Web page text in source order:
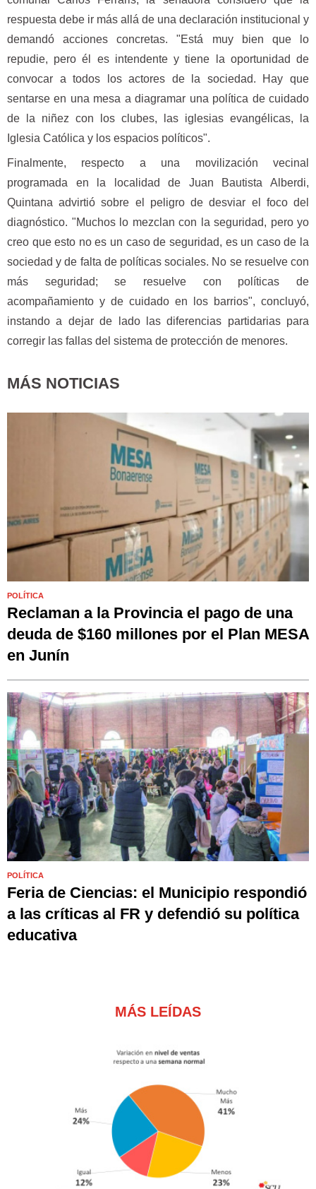
respuesta debe ir más allá de una declaración institucional y
demandó acciones concretas. "Está muy bien que lo
repudie, pero él es intendente y tiene la oportunidad de
convocar a todos los actores de la sociedad. Hay que
sentarse en una mesa a diagramar una política de cuidado
de la niñez con los clubes, las iglesias evangélicas, la
Iglesia Católica y los espacios políticos".
Finalmente, respecto a una movilización vecinal
programada en la localidad de Juan Bautista Alberdi,
Quintana advirtió sobre el peligro de desviar el foco del
diagnóstico. "Muchos lo mezclan con la seguridad, pero yo
creo que esto no es un caso de seguridad, es un caso de la
sociedad y de falta de políticas sociales. No se resuelve con
más seguridad; se resuelve con políticas de
acompañamiento y de cuidado en los barrios", concluyó,
instando a dejar de lado las diferencias partidarias para
corregir las fallas del sistema de protección de menores.
MÁS NOTICIAS
POLÍTICA
Reclaman a la Provincia el pago de una
deuda de $160 millones por el Plan MESA
en Junín
POLÍTICA
Feria de Ciencias: el Municipio respondió
a las críticas al FR y defendió su política
educativa
MÁS LEÍDAS